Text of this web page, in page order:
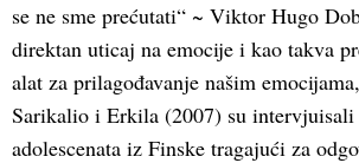
se ne sme prećutati“ ~ Viktor Hugo
direktan uticaj na emocije i kao takva
alat za prilagođavanje našim
Sarikalio i Erkila (2007) su intervjuisali
adolescenata iz Finske tragajući za